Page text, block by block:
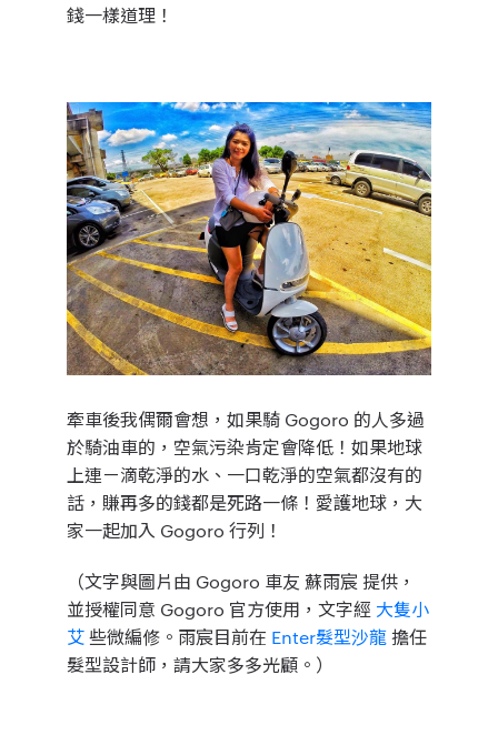
錢一樣道理！
牽車後我偶爾會想，如果騎 Gogoro 的人多過
於騎油車的，空氣污染肯定會降低！ 如果地球
上連ㄧ滴乾淨的水、一口乾淨的空氣都沒有的
話，賺再多的錢都是死路一條！ 愛護地球，大
家一起加入 Gogoro 行列！
（文字與圖片由 Gogoro 車友 蘇雨宸 提供，
並授權同意 Gogoro 官方使用，文字經 大隻小
艾些微編修。雨宸目前在 Enter髮型沙龍擔任
髮型設計師，請大家多多光顧。）